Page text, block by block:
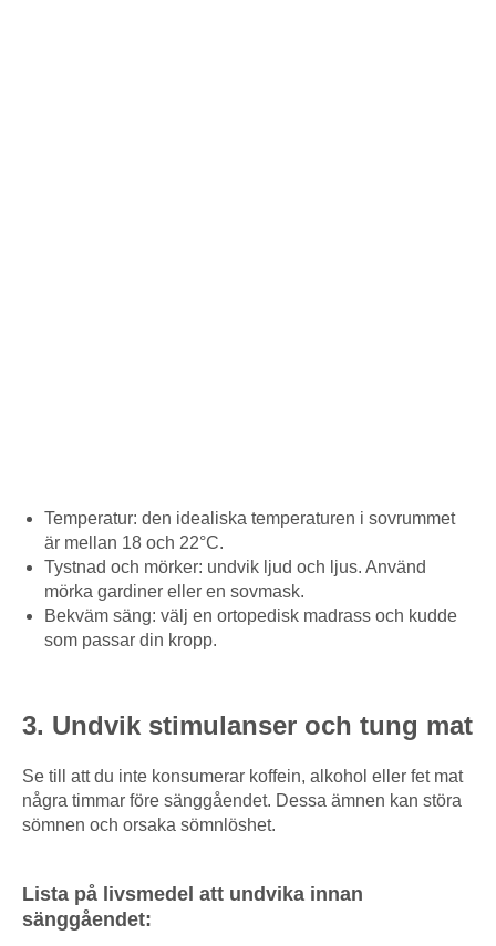
Temperatur: den idealiska temperaturen i sovrummet
är mellan 18 och 22°C.
Tystnad och mörker: undvik ljud och ljus. Använd
mörka gardiner eller en sovmask.
Bekväm säng: välj en ortopedisk madrass och kudde
som passar din kropp.
3. Undvik stimulanser och tung mat
Se till att du inte konsumerar koffein, alkohol eller fet mat
några timmar före sänggåendet. Dessa ämnen kan störa
sömnen och orsaka sömnlöshet.
Lista på livsmedel att undvika innan
sänggåendet: